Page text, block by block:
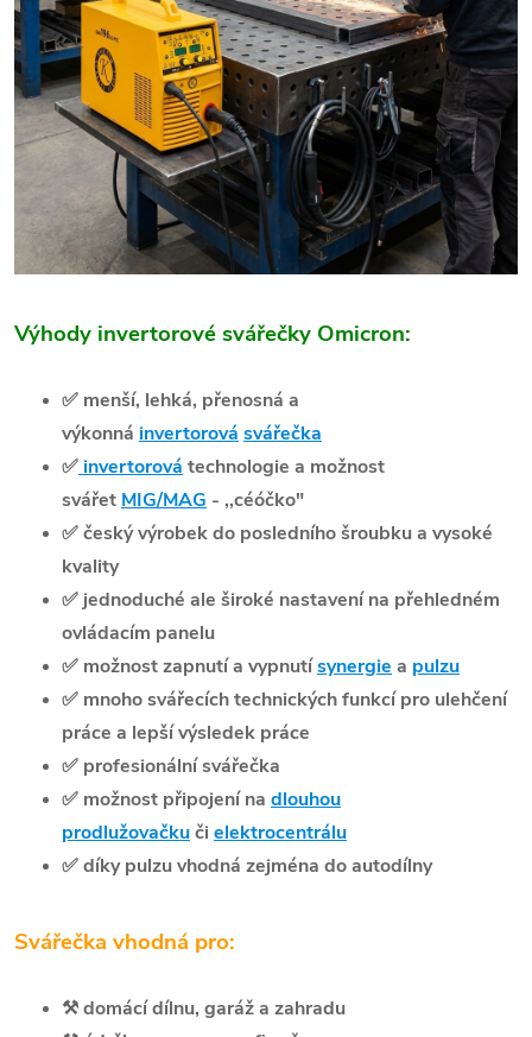
Výhody invertorové svářečky Omicron:
✅ menší, lehká, přenosná a
výkonná invertorová svářečka
✅ invertorová technologie a možnost
svářet MIG/MAG - ,,céóčko"
✅český výrobek do posledního šroubku a vysoké
kvality
✅ jednoduché ale široké nastavení na přehledném
ovládacím panelu
✅ možnost zapnutí a vypnutísynergie a pulzu
✅ mnoho svářecích technických funkcí pro ulehčení
práce a lepší výsledek práce
✅ profesionální svářečka
✅ možnost připojení na dlouhou
prodlužovačkuči elektrocentrálu
✅díky pulzu vhodná zejména do autodílny
Svářečka vhodná pro:
⚒️domácí dílnu, garáž a zahradu